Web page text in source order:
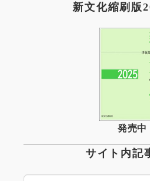
新文化縮刷版
発売中
サイト内記